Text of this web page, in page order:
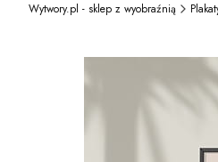
Wytwory.pl - sklep z wyobraźnią